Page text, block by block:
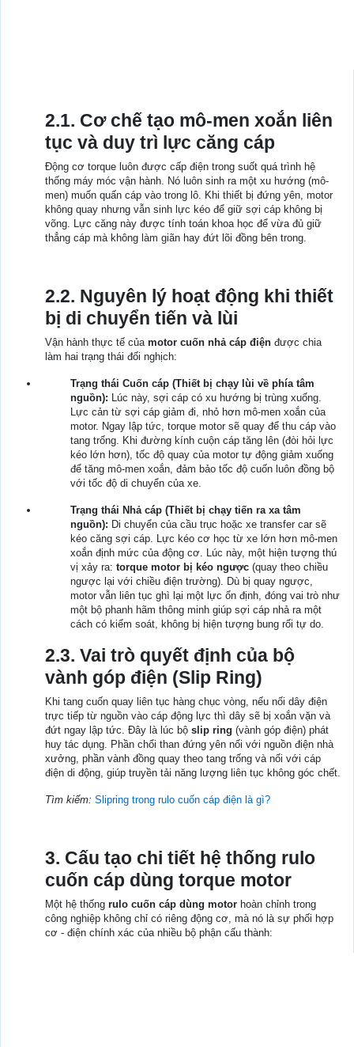
2.1. Cơ chế tạo mô-men xoắn liên
tục và duy trì lực căng cáp
Động cơ torque luôn được cấp điện trong suốt quá trình hệ
thống máy móc vận hành. Nó luôn sinh ra một xu hướng (mô-
men) muốn quấn cáp vào trong lô. Khi thiết bị đứng yên, motor
không quay nhưng vẫn sinh lực kéo để giữ sợi cáp không bị
võng. Lực căng này được tính toán khoa học để vừa đủ giữ
thẳng cáp mà không làm giãn hay đứt lõi đồng bên trong.
2.2. Nguyên lý hoạt động khi thiết
bị di chuyển tiến và lùi
Vận hành thực tế của motor cuốn nhả cáp điện được chia
làm hai trạng thái đối nghịch:
Trạng thái Cuốn cáp (Thiết bị chạy lùi về phía tâm
nguồn): Lúc này, sợi cáp có xu hướng bị trùng xuống.
Lực cản từ sợi cáp giảm đi, nhỏ hơn mô-men xoắn của
motor. Ngay lập tức, torque motor sẽ quay để thu cáp vào
tang trống. Khi đường kính cuộn cáp tăng lên (đòi hỏi lực
kéo lớn hơn), tốc độ quay của motor tự động giảm xuống
để tăng mô-men xoắn, đảm bảo tốc độ cuốn luôn đồng bộ
với tốc độ di chuyển của xe.
Trạng thái Nhả cáp (Thiết bị chạy tiến ra xa tâm
nguồn): Di chuyển của cầu trục hoặc xe transfer car sẽ
kéo căng sợi cáp. Lực kéo cơ học từ xe lớn hơn mô-men
xoắn định mức của động cơ. Lúc này, một hiện tượng thú
vị xảy ra: torque motor bị kéo ngược (quay theo chiều
ngược lại với chiều điện trường). Dù bị quay ngược,
motor vẫn liên tục ghì lại một lực ổn định, đóng vai trò như
một bộ phanh hãm thông minh giúp sợi cáp nhả ra một
cách có kiểm soát, không bị hiện tượng bung rối tự do.
2.3. Vai trò quyết định của bộ
vành góp điện (Slip Ring)
Khi tang cuốn quay liên tục hàng chục vòng, nếu nối dây điện
trực tiếp từ nguồn vào cáp động lực thì dây sẽ bị xoắn vặn và
đứt ngay lập tức. Đây là lúc bộ slip ring (vành góp điện) phát
huy tác dụng. Phần chổi than đứng yên nối với nguồn điện nhà
xưởng, phần vành đồng quay theo tang trống và nối với cáp
điện di động, giúp truyền tải năng lượng liên tục không góc chết.
Tìm kiếm: Slipring trong rulo cuốn cáp điện là gì?
3. Cấu tạo chi tiết hệ thống rulo
cuốn cáp dùng torque motor
Một hệ thống rulo cuốn cáp dùng motor hoàn chỉnh trong
công nghiệp không chỉ có riêng động cơ, mà nó là sự phối hợp
cơ - điện chính xác của nhiều bộ phận cấu thành: